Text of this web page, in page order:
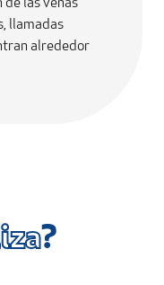
de las venas
llamadas
alrededor
?